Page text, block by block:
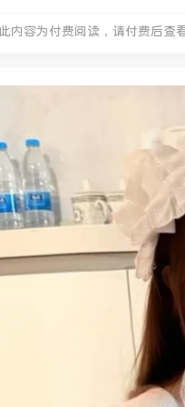
此内容为付费阅读，请付费后查